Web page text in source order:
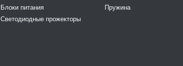
Блоки питания
Светодиодные прожекторы
Пружина